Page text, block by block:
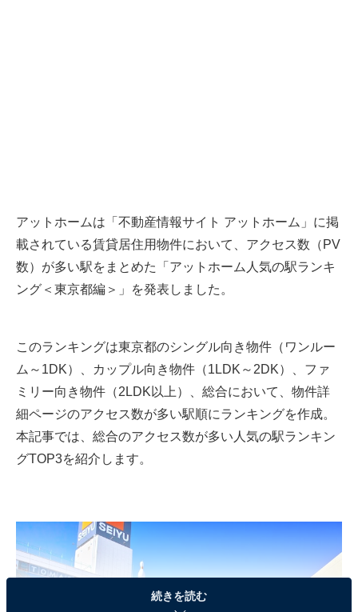
アットホームは「不動産情報サイト アットホーム」に掲
載されている賃貸居住用物件において、アクセス数（PV
数）が多い駅をまとめた「アットホーム人気の駅ランキ
ング＜東京都編＞」を発表しました。
このランキングは東京都のシングル向き物件（ワンルー
ム～1DK）、カップル向き物件（1LDK～2DK）、ファ
ミリー向き物件（2LDK以上）、総合において、物件詳
細ページのアクセス数が多い駅順にランキングを作成。
本記事では、総合のアクセス数が多い人気の駅ランキン
グTOP3を紹介します。
続きを読む